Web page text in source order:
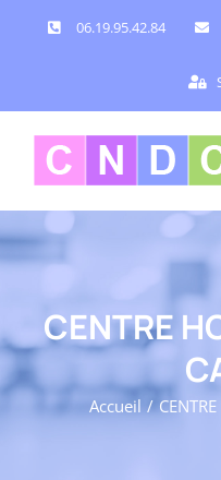
06.19.95.42.84
CENTRE
Accueil